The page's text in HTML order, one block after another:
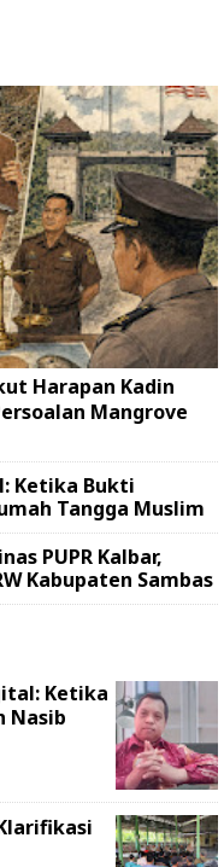
Harapan Kadin
Mangrove
Ketika Bukti
Tangga Muslim
PUPR Kalbar,
Kabupaten Sambas
Ketika
Nasib